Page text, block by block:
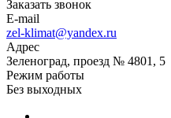
Заказать звонок
E-mail
zel-klimat@yandex.ru
Адрес
Зеленоград, проезд № 4801, 5
Режим работы
Без выходных